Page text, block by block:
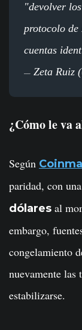
"devolver
protocolo de
cuentas
— Zeta Ruiz
¿Cómo le va
Según
paridad, con
dólares al
embargo,
congelamiento
nuevamente las
estabilizarse.